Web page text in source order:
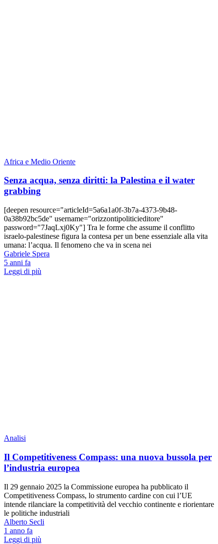
Africa e Medio Oriente
Senza acqua, senza diritti: la Palestina e il water
grabbing
[deepen resource="articleId=5a6a1a0f-3b7a-4373-9b48-
0a38b92bc5de" username="orizzontipoliticieditore"
password="7JaqLxj0Ky"] Tra le forme che assume il conflitto
israelo-palestinese figura la contesa per un bene essenziale alla vita
umana: l’acqua. Il fenomeno che va in scena nei
Gabriele Spera
5 anni fa
Leggi di più
Analisi
Il Competitiveness Compass: una nuova bussola per
l’industria europea
Il 29 gennaio 2025 la Commissione europea ha pubblicato il
Competitiveness Compass, lo strumento cardine con cui l’UE
intende rilanciare la competitività del vecchio continente e riorientare
le politiche industriali
Alberto Secli
1 anno fa
Leggi di più